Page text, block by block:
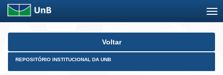
Skip
Voltar
REPOSITÓRIO INSTITUCIONAL DA UNB